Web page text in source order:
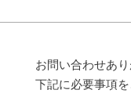
お問い合わせあり
下記に必要事項